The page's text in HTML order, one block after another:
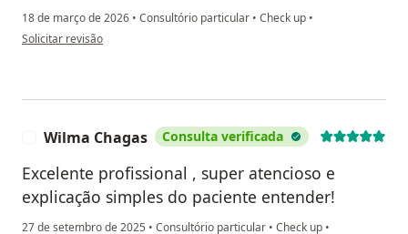
18 de março de 2026 • Consultório particular • Check up •
na opinião do utilizador Rozelia Maria alcantara
Solicitar revisão
Wilma Chagas Consulta verificada
Excelente profissional , super atencioso e
explicação simples do paciente entender!
27 de setembro de 2025 • Consultório particular • Check up •